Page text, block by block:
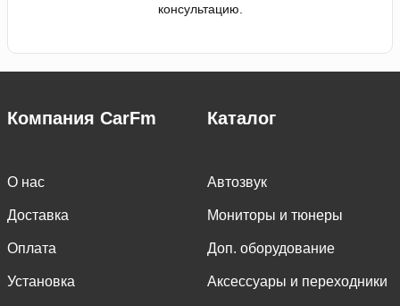
консультацию.
Компания CarFm
О нас
Доставка
Оплата
Установка
Каталог
Автозвук
Мониторы и тюнеры
Доп. оборудование
Аксессуары и переходники